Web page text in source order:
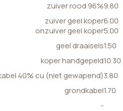
zuiver rood 96%9.80
zuiver geel koper
onzuiver geel koper
6.00
5.00
geel draaisels1.50
koper handgepeld10.30
40% cu (niet gewapend)3.80
grondkabel1.70
-